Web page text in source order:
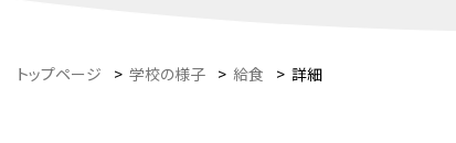
トップページ > 学校の様子 > 給食 > 詳細